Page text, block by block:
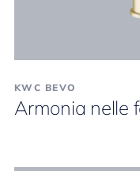
KWC BEVO
Armonia nelle